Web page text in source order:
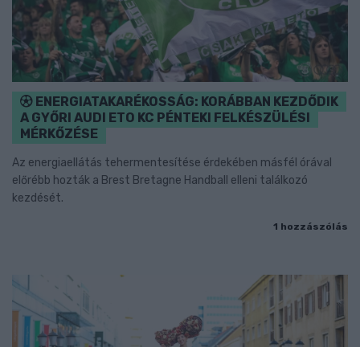
ENERGIATAKARÉKOSSÁG: KORÁBBAN KEZDŐDIK
A GYŐRI AUDI ETO KC PÉNTEKI FELKÉSZÜLÉSI
MÉRKŐZÉSE
Az energiaellátás tehermentesítése érdekében másfél órával
előrébb hozták a Brest Bretagne Handball elleni találkozó
kezdését.
1 hozzászólás